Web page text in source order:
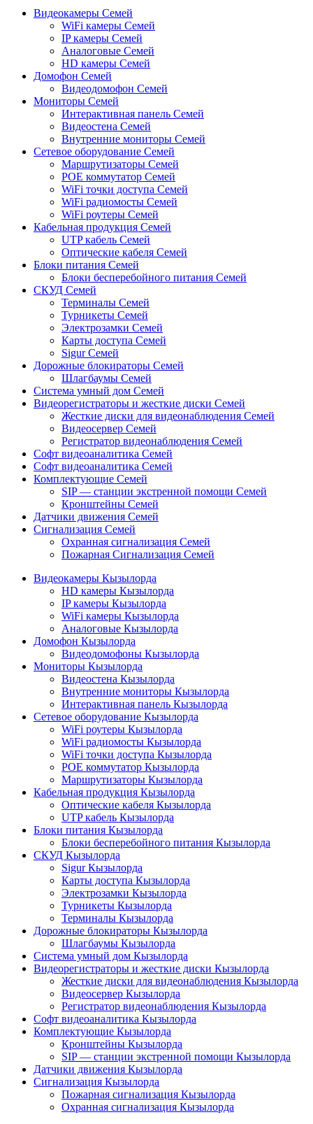
Видеокамеры Семей
WiFi камеры Семей
IP камеры Семей
Аналоговые Семей
HD камеры Семей
Домофон Семей
Видеодомофон Семей
Мониторы Семей
Интерактивная панель Семей
Видеостена Семей
Внутренние мониторы Семей
Сетевое оборудование Семей
Маршрутизаторы Семей
POE коммутатор Семей
WiFi точки доступа Семей
WiFi радиомосты Семей
WiFi роутеры Семей
Кабельная продукция Семей
UTP кабель Семей
Оптические кабеля Семей
Блоки питания Семей
Блоки бесперебойного питания Семей
СКУД Семей
Терминалы Семей
Турникеты Семей
Электрозамки Семей
Карты доступа Семей
Sigur Семей
Дорожные блокираторы Семей
Шлагбаумы Семей
Система умный дом Семей
Видеорегистраторы и жесткие диски Семей
Жесткие диски для видеонаблюдения Семей
Видеосервер Семей
Регистратор видеонаблюдения Семей
Софт видеоаналитика Семей
Софт видеоаналитика Семей
Комплектующие Семей
SIP — станции экстренной помощи Семей
Кронштейны Семей
Датчики движения Семей
Сигнализация Семей
Охранная сигнализация Семей
Пожарная Сигнализация Семей
Видеокамеры Кызылорда
HD камеры Кызылорда
IP камеры Кызылорда
WiFi камеры Кызылорда
Аналоговые Кызылорда
Домофон Кызылорда
Видеодомофоны Кызылорда
Мониторы Кызылорда
Видеостена Кызылорда
Внутренние мониторы Кызылорда
Интерактивная панель Кызылорда
Сетевое оборудование Кызылорда
WiFi роутеры Кызылорда
WiFi радиомосты Кызылорда
WiFi точки доступа Кызылорда
POE коммутатор Кызылорда
Маршрутизаторы Кызылорда
Кабельная продукция Кызылорда
Оптические кабеля Кызылорда
UTP кабель Кызылорда
Блоки питания Кызылорда
Блоки бесперебойного питания Кызылорда
СКУД Кызылорда
Sigur Кызылорда
Карты доступа Кызылорда
Электрозамки Кызылорда
Турникеты Кызылорда
Терминалы Кызылорда
Дорожные блокираторы Кызылорда
Шлагбаумы Кызылорда
Система умный дом Кызылорда
Видеорегистраторы и жесткие диски Кызылорда
Жесткие диски для видеонаблюдения Кызылорда
Видеосервер Кызылорда
Регистратор видеонаблюдения Кызылорда
Софт видеоаналитика Кызылорда
Комплектующие Кызылорда
Кронштейны Кызылорда
SIP — станции экстренной помощи Кызылорда
Датчики движения Кызылорда
Сигнализация Кызылорда
Пожарная сигнализация Кызылорда
Охранная сигнализация Кызылорда